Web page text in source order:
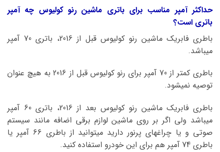
حداکثر آمپر مناسب برای باتری ماشین رنو کولیوس چه آمپر
باتری است؟
باطری فابریک ماشین رنو کولیوس قبل از 2016، باتری 70 آمپر
میباشد.
باطری کمتر از 70 آمپر برای رنو کولیوس قبل از 2016 به هیچ عنوان
توصیه نمیشود.
باطری فابریک ماشین رنو کولیوس بعد از 2016، باتری 60 آمپر
میباشد ولی اگر بر روی ماشین لوازم برقی اضافه مانند سیستم
صوتی و یا چراغهای پرنور دارید میتوانید از باطری 66 آمپر یا
باطری 74 آمپر هم برای این خودرو استفاده کنید.